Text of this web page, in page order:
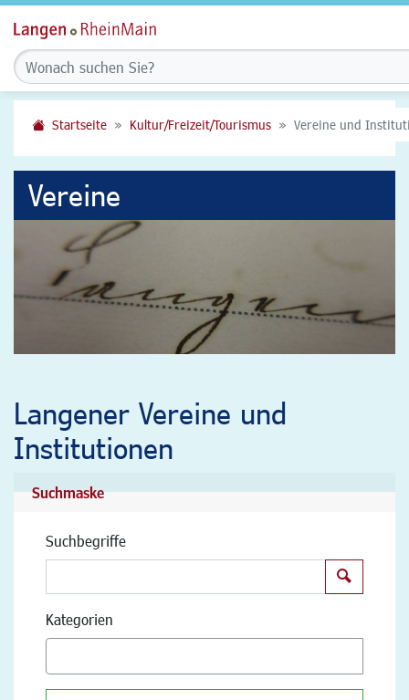
Startseite Kultur/Freizeit/Tourismus Vereine und
Vereine
Langener Vereine und
Institutionen
Suchmaske
Suchbegriffe
Kategorien